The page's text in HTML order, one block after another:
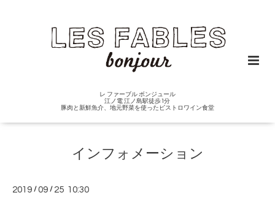
レ ファーブル ボンジュール
江ノ電 江ノ島駅徒歩1分
豚肉と新鮮魚介、地元野菜を使ったビストロワイン食堂
インフォメーション
2019 /09 / 25 10:30